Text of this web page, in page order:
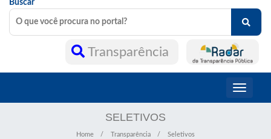
Buscar
Transparência
Toggle
SELETIVOS
Home Transparência Seletivos